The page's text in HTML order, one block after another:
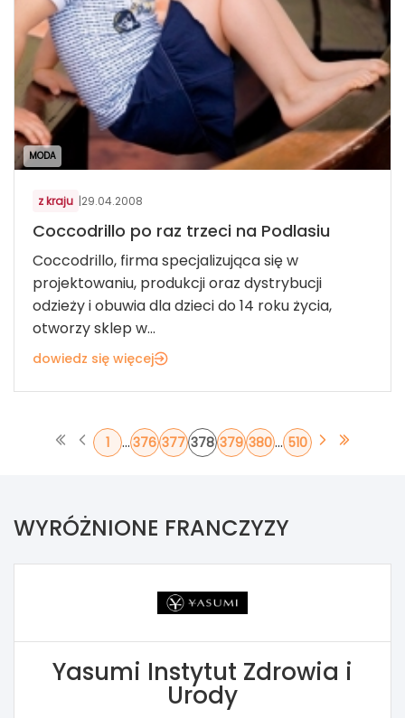
MODA
z kraju |29.04.2008
Coccodrillo po raz trzeci na Podlasiu
Coccodrillo, firma specjalizująca się w
projektowaniu, produkcji oraz dystrybucji
odzieży i obuwia dla dzieci do 14 roku życia,
otworzy sklep w...
dowiedz się więcej
1 ... 376 377 378 379 380... 510
WYRÓŻNIONE FRANCZYZY
Yasumi Instytut Zdrowia i
Urody